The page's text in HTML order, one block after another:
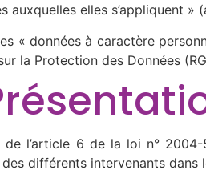
auxquelles elles s’appliquent
« données à caractère
la Protection des Données
de l’article 6 de la loi n°
des différents intervenants